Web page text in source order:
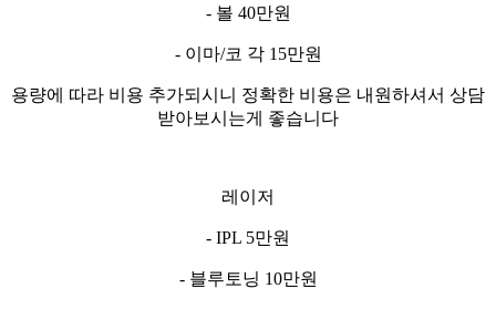
- 볼 40만원
- 이마/코 각 15만원
용량에 따라 비용 추가되시니 정확한 비용은 내원하셔서 상담
받아보시는게 좋습니다
레이저
- IPL 5만원
- 블루토닝 10만원